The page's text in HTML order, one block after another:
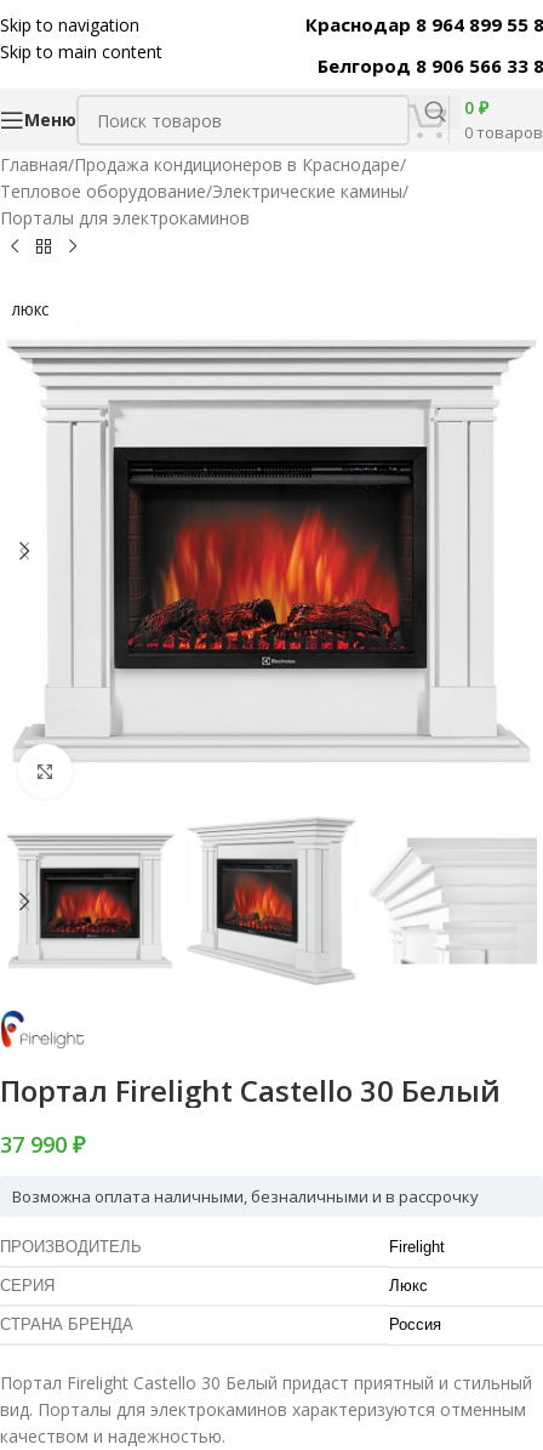
Skip to navigation
Skip to main content
Краснодар 8 964 899 55
Белгород 8 906 566 33
Меню
0товаров
0 ₽
Главная/Продажа кондиционеров в Краснодаре/
Тепловое оборудование/Электрические камины/
Порталы для электрокаминов
Код товара:31524
ЛЮКС
Портал Firelight Castello 30 Белый
37 990 ₽
Возможна оплата наличными, безналичными и в рассрочку
ПРОИЗВОДИТЕЛЬ Firelight
СЕРИЯ Люкс
СТРАНА БРЕНДА Россия
Портал Firelight Castello 30 Белый придаст приятный и стильный
вид. Порталы для электрокаминов характеризуются отменным
качеством и надежностью.